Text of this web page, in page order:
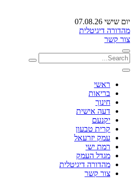
יום שישי 07.08.26
מהדורה דיגיטלית
צור קשר
ראשי
בריאות
חינוך
דעה אישית
יקנעם
קרית טבעון
עמק יזרעאל
רמת ישי
מגדל העמק
מהדורה דיגיטלית
צור קשר